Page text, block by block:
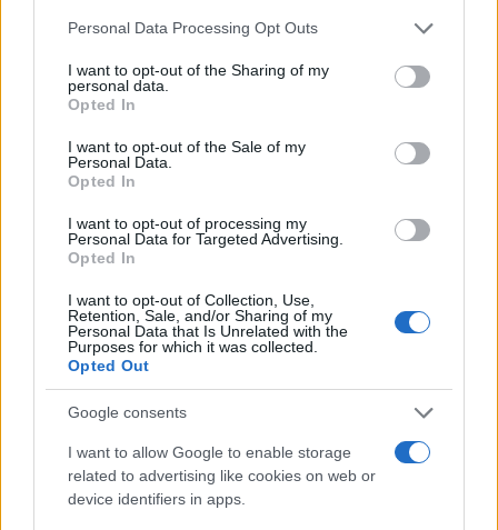
Personal Data Processing Opt Outs
I want to opt-out of the Sharing of my
personal data.
Opted In
I want to opt-out of the Sale of my
Personal Data.
Opted In
I want to opt-out of processing my
Personal Data for Targeted Advertising.
Opted In
I want to opt-out of Collection, Use,
Retention, Sale, and/or Sharing of my
Personal Data that Is Unrelated with the
Purposes for which it was collected.
Opted Out
Google consents
I want to allow Google to enable storage
related to advertising like cookies on web or
device identifiers in apps.
Seguendo sempre lo studio fatto sul Regno Unito
dai membri del NHS, se la curva di incremento
della digitalizzazione dovesse procedere con
l’attuale andamento, 8,7 milioni di cittadini
risentire pesantemente della loro dipendenza
dagli strumenti di pagamento fisici, questa cifra
include 5,2 milioni di famiglie e circa l’80% degli
ospiti delle case di riposo.
Banalmente, il Regno Unito non sarebbe ancora
pronto a gestire una società completamente
digitalizzata e priva di contanti dovendo anche